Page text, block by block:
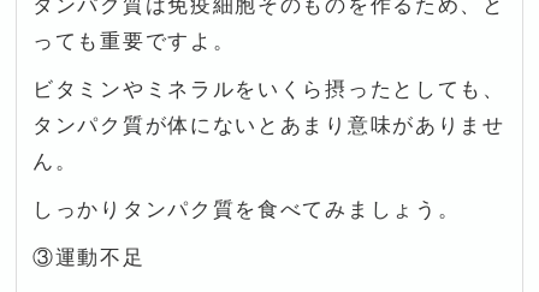
タンパク質は免疫細胞そのものを作るため、と
っても重要ですよ。
ビタミンやミネラルをいくら摂ったとしても、
タンパク質が体にないとあまり意味がありませ
ん。
しっかりタンパク質を食べてみましょう。
③運動不足